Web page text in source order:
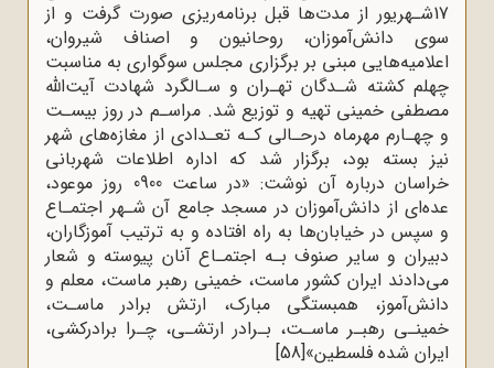
17شـهریور از مدت‌ها قبل برنامه‌ریزی صورت گرفت و از
سوی دانش‌آموزان، روحانیون و اصناف شیروان،
اعلامیه‌هایی مبنی بر برگزاری مجلس سوگواری به مناسبت
چهلم کشته شـدگان تهـران و سـالگرد شهادت آیت‌الله
مصطفی خمینی تهیه و توزیع شد. مراسـم در روز بیسـت
و چهـارم مهرماه درحـالی کـه تعـدادی از مغازه‌های شهر
نیز بسته بود، برگزار شد که اداره اطلاعات شهربانی
خراسان درباره آن نوشت: «در ساعت 0900 روز موعود،
عده‌ای از دانش‌آموزان در مسجد جامع آن شـهر اجتمـاع
و سپس در خیابان‌ها به راه افتاده و به ترتیب آموزگاران،
دبیران و سایر صنوف بـه اجتمـاع آنان پیوسته و شعار
می‌دادند ایران کشور ماست، خمینی رهبر ماست، معلم و
دانش‌آموز، همبستگی مبارک، ارتش برادر ماسـت،
خمینـی رهبـر ماسـت، بـرادر ارتشـی، چـرا برادرکشی،
ایران شده فلسطین»[58]